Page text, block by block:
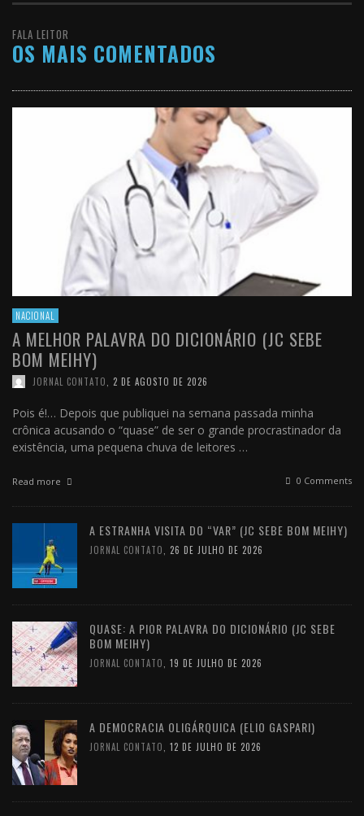
FALA LEITOR
OS MAIS COMENTADOS
NACIONAL
A MELHOR PALAVRA DO DICIONÁRIO (JC SEBE
BOM MEIHY)
JORNAL CONTATO 2 DE AGOSTO DE 2026
Pois é!… Depois que publiquei na semana passada minha
crônica acusando o “quase” de ser o grande procrastinador da
existência, uma pequena chuva de leitores …
Read more 0 Comments
A ESTRANHA VISITA DO “VAR” (JC SEBE BOM MEIHY)
JORNAL CONTATO 26 DE JULHO DE 2026
QUASE: A PIOR PALAVRA DO DICIONÁRIO (JC SEBE
BOM MEIHY)
JORNAL CONTATO 19 DE JULHO DE 2026
A DEMOCRACIA OLIGÁRQUICA (ELIO GASPARI)
JORNAL CONTATO 12 DE JULHO DE 2026